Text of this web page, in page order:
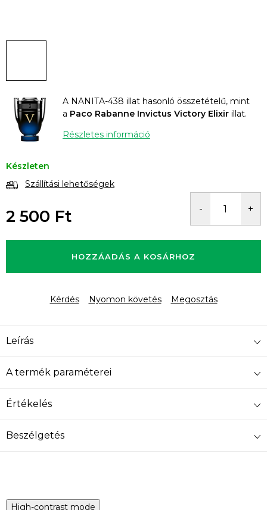
A NANITA-438 illat hasonló összetételű, mint
a Paco Rabanne Invictus Victory Elixir illat.
Részletes információ
Készleten
Szállítási lehetőségek
2 500 Ft
HOZZÁADÁS A KOSÁRHOZ
Kérdés Nyomon követés Megosztás
Leírás
A termék paraméterei
Értékelés
Beszélgetés
High-contrast mode